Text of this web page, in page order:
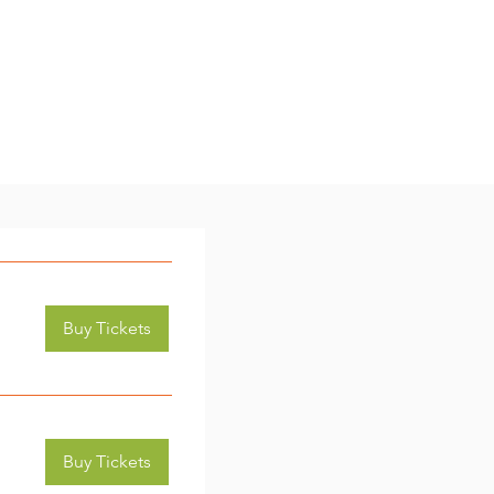
Buy Tickets
Buy Tickets